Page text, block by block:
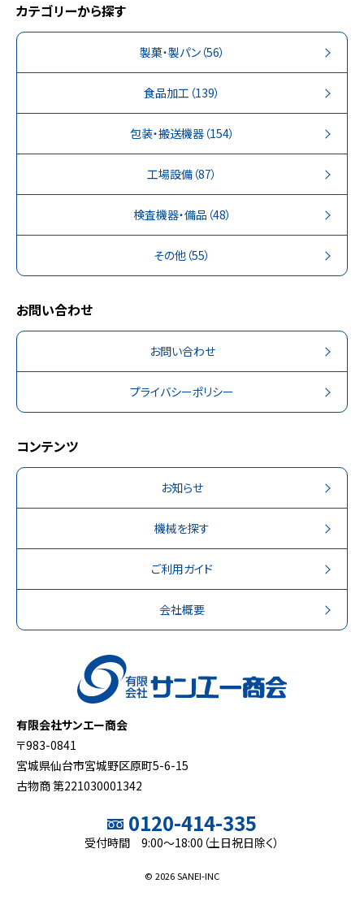
カテゴリーから探す
製菓・製パン（56）
食品加工 （139）
包装・搬送機器（154）
工場設備 （87）
検査機器・備品 （48）
その他 （55）
お問い合わせ
お問い合わせ
プライバシーポリシー
コンテンツ
お知らせ
機械を探す
ご利用ガイド
会社概要
有限会社サンエー商会
〒983-0841
宮城県仙台市宮城野区原町5-6-15
古物商 第221030001342
0120-414-335
受付時間 9:00～18:00（土日祝日除く）
© 2026 SANEI-INC